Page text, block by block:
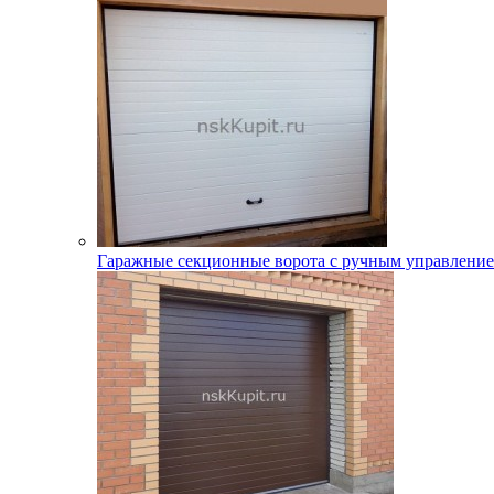
Гаражные секционные ворота с ручным